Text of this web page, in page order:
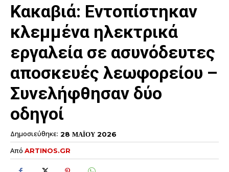
Κακαβιά: Εντοπίστηκαν
κλεμμένα ηλεκτρικά
εργαλεία σε ασυνόδευτες
αποσκευές λεωφορείου –
Συνελήφθησαν δύο
οδηγοί
Δημοσιεύθηκε: 28 ΜΑΪΟΥ 2026
Από ARTINOS.GR